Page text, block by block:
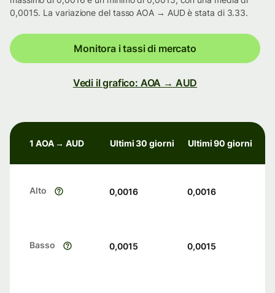
0,0015. La variazione del tasso AOA → AUD è stata di 3.33.
Monitora i tassi di mercato
Vedi il grafico: AOA → AUD
1 AOA → AUD Ultimi 30 giorni Ultimi 90 giorni
Alto 0,0016 0,0016
Basso 0,0015 0,0015